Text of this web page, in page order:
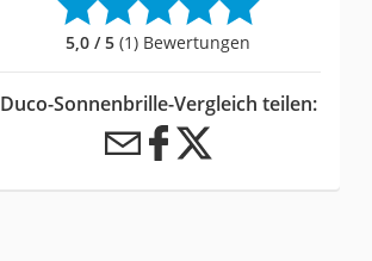
5,0 / 5 (1) Bewertungen
Duco-Sonnenbrille-Vergleich teilen: